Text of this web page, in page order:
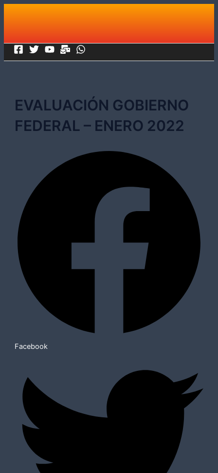
Ir
EVALUACIÓN GOBIERNO
FEDERAL – ENERO 2022
Facebook